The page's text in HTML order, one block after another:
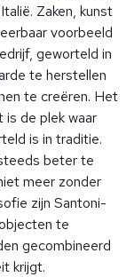
Zaken, kunst
voorbeeld
geworteld in
te herstellen
te creëren. Het
is de plek waar
is in traditie.
beter te
meer zonder
zijn Santoni-
te
gecombineerd
krijgt.